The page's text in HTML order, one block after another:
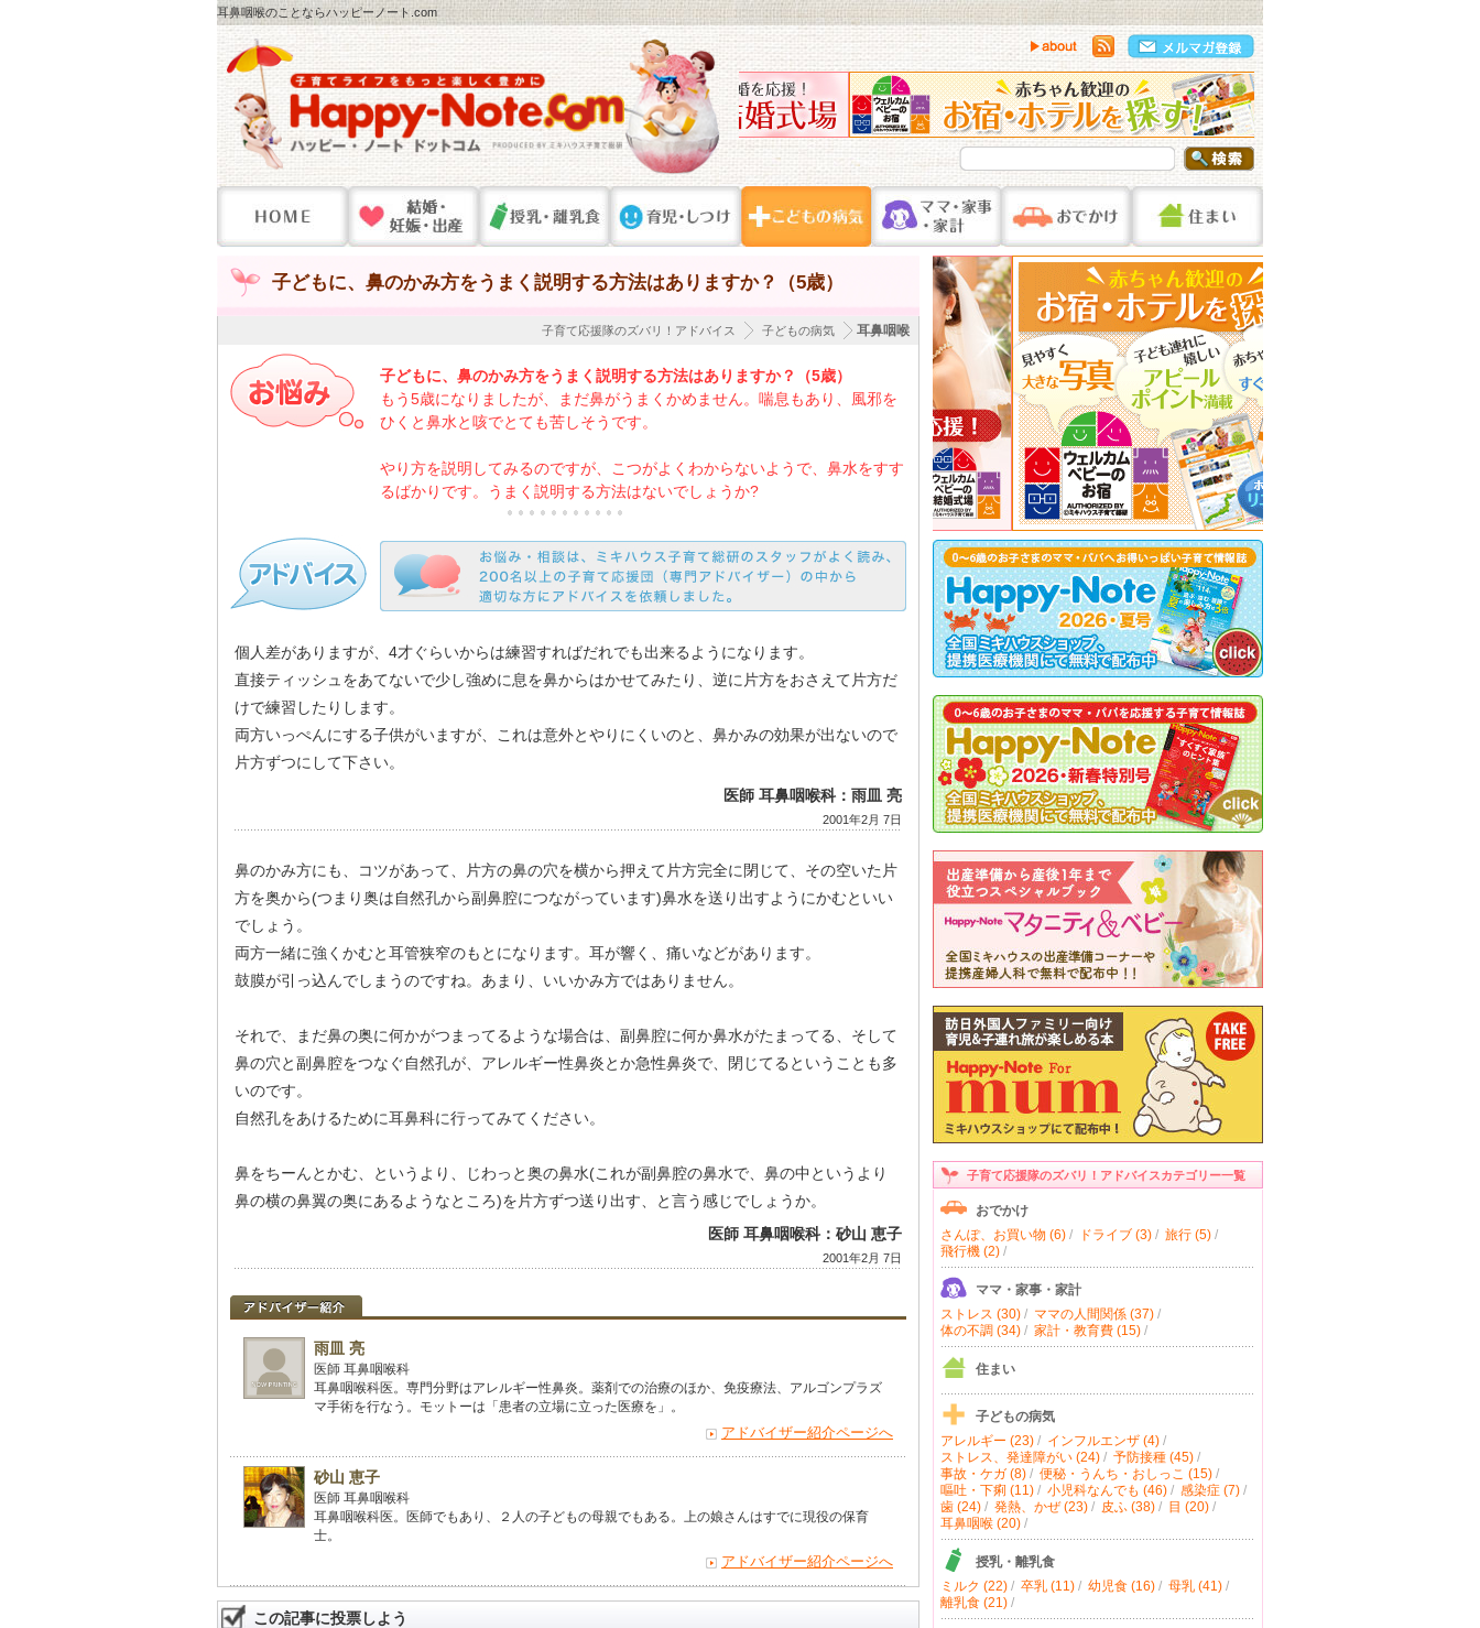
耳鼻咽喉のことならハッピーノート.com
子どもに、鼻のかみ方をうまく説明する方法はありますか？（5歳）
耳鼻咽喉
子どもの病気
子育て応援隊のズバリ！アドバイス
子どもに、鼻のかみ方をうまく説明する方法はありますか？（5歳）
もう5歳になりましたが、まだ鼻がうまくかめません。喘息もあり、風邪を
ひくと鼻水と咳でとても苦しそうです。
やり方を説明してみるのですが、こつがよくわからないようで、鼻水をすす
るばかりです。うまく説明する方法はないでしょうか?
個人差がありますが、4才ぐらいからは練習すればだれでも出来るようになります。
直接ティッシュをあてないで少し強めに息を鼻からはかせてみたり、逆に片方をおさえて片方だ
けで練習したりします。
両方いっぺんにする子供がいますが、これは意外とやりにくいのと、鼻かみの効果が出ないので
片方ずつにして下さい。
医師 耳鼻咽喉科：雨皿 亮
2001年2月 7日
鼻のかみ方にも、コツがあって、片方の鼻の穴を横から押えて片方完全に閉じて、その空いた片
方を奥から(つまり奥は自然孔から副鼻腔につながっています)鼻水を送り出すようにかむといい
でしょう。
両方一緒に強くかむと耳管狭窄のもとになります。耳が響く、痛いなどがあります。
鼓膜が引っ込んでしまうのですね。あまり、いいかみ方ではありません。
それで、まだ鼻の奥に何かがつまってるような場合は、副鼻腔に何か鼻水がたまってる、そして
鼻の穴と副鼻腔をつなぐ自然孔が、アレルギー性鼻炎とか急性鼻炎で、閉じてるということも多
いのです。
自然孔をあけるために耳鼻科に行ってみてください。
鼻をちーんとかむ、というより、じわっと奥の鼻水(これが副鼻腔の鼻水で、鼻の中というより
鼻の横の鼻翼の奥にあるようなところ)を片方ずつ送り出す、と言う感じでしょうか。
医師 耳鼻咽喉科：砂山 恵子
2001年2月 7日
雨皿 亮
医師 耳鼻咽喉科
耳鼻咽喉科医。専門分野はアレルギー性鼻炎。薬剤での治療のほか、免疫療法、アルゴンプラズ
マ手術を行なう。モットーは「患者の立場に立った医療を」。
アドバイザー紹介ページへ
砂山 恵子
医師 耳鼻咽喉科
耳鼻咽喉科医。医師でもあり、２人の子どもの母親でもある。上の娘さんはすでに現役の保育
士。
アドバイザー紹介ページへ
この記事に投票しよう
子育て応援隊のズバリ！アドバイスカテゴリー一覧
おでかけ
さんぽ、お買い物 (6)/ ドライブ (3)/ 旅行 (5)/
飛行機 (2)/
ママ・家事・家計
ストレス (30)/ ママの人間関係 (37)/
体の不調 (34)/ 家計・教育費 (15)/
住まい
子どもの病気
アレルギー (23)/ インフルエンザ (4)/
ストレス、発達障がい (24)/ 予防接種 (45)/
事故・ケガ (8)/ 便秘・うんち・おしっこ (15)/
嘔吐・下痢 (11)/ 小児科なんでも (46)/ 感染症 (7)/
歯 (24)/ 発熱、かぜ (23)/ 皮ふ (38)/ 目 (20)/
耳鼻咽喉 (20)/
授乳・離乳食
ミルク (22)/ 卒乳 (11)/ 幼児食 (16)/ 母乳 (41)/
離乳食 (21)/